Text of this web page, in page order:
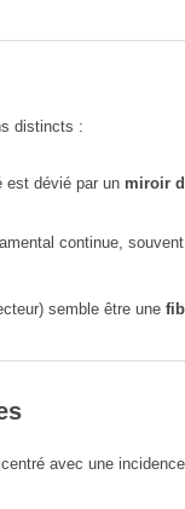
distincts :
est dévié par un miroir
continue,
semble être une
avec une